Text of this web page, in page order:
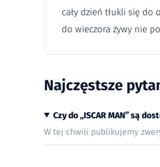
cały dzień tłukli się do
do wieczora żywy nie
Najczęstsze
Czy do „ISCAR MAN” są
W tej chwili publikujemy